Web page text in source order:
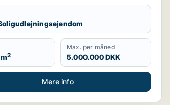
2
Max. per måned
5.000.000 DKK
Mere info